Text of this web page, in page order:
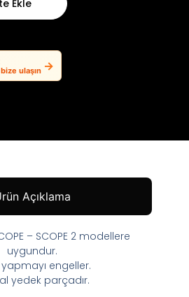
Ekle
bize ulaşın →
Açıklama
– SCOPE 2 modellere
uygundur.
engeller.
yedek parçadır.